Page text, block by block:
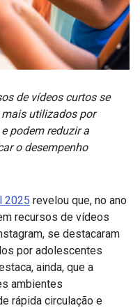
de vídeos curtos se
utilizados por
podem reduzir a
o desempenho
2025 revelou que, no ano
recursos de vídeos
se destacaram
por adolescentes
ainda, que a
ambientes
rápida circulação e